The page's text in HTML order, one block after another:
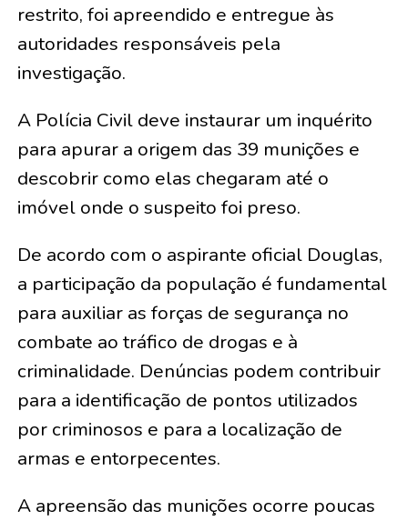
restrito, foi apreendido e entregue às
autoridades responsáveis pela
investigação.
A Polícia Civil deve instaurar um inquérito
para apurar a origem das 39 munições e
descobrir como elas chegaram até o
imóvel onde o suspeito foi preso.
De acordo com o aspirante oficial Douglas,
a participação da população é fundamental
para auxiliar as forças de segurança no
combate ao tráfico de drogas e à
criminalidade. Denúncias podem contribuir
para a identificação de pontos utilizados
por criminosos e para a localização de
armas e entorpecentes.
A apreensão das munições ocorre poucas